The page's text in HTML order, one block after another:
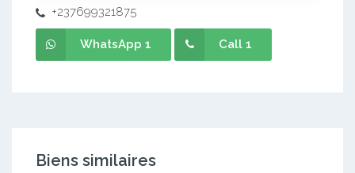
+237699321875
WhatsApp 1 Call 1
Biens similaires